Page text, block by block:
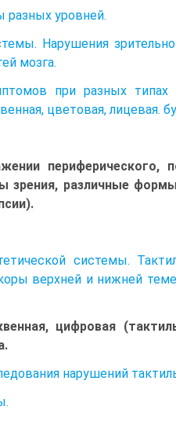
разных уровней.
Нарушения
мозга.
при разных типах
цветовая, лицевая.
периферического,
зрения, различные
системы.
верхней и нижней
цифровая
нарушений